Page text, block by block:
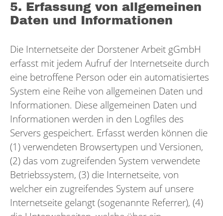
5. Erfassung von allgemeinen
Daten und Informationen
Die Internetseite der Dorstener Arbeit gGmbH
erfasst mit jedem Aufruf der Internetseite durch
eine betroffene Person oder ein automatisiertes
System eine Reihe von allgemeinen Daten und
Informationen. Diese allgemeinen Daten und
Informationen werden in den Logfiles des
Servers gespeichert. Erfasst werden können die
(1) verwendeten Browsertypen und Versionen,
(2) das vom zugreifenden System verwendete
Betriebssystem, (3) die Internetseite, von
welcher ein zugreifendes System auf unsere
Internetseite gelangt (sogenannte Referrer), (4)